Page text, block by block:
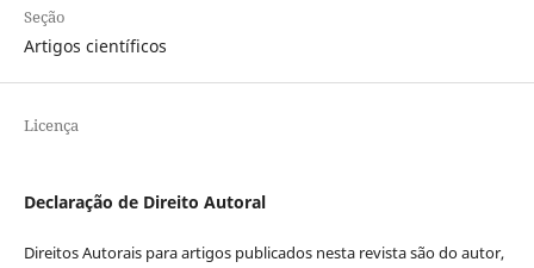
Seção
Artigos científicos
Licença
Declaração de Direito Autoral
Direitos Autorais para artigos publicados nesta revista são do autor,